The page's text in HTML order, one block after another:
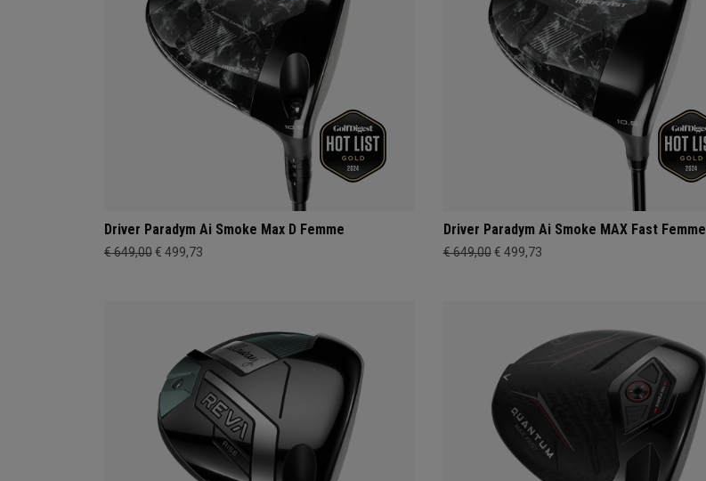
Driver Paradym Ai Smoke Max D Femme
€ 649,00€ 499,73
Driver Paradym Ai Smoke MAX Fast Femme
€ 649,00 € 499,73